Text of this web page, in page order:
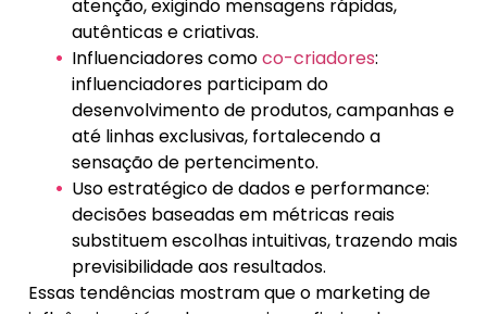
atenção, exigindo mensagens rápidas,
autênticas e criativas.
Influenciadores comoco-criadores:
influenciadores participam do
desenvolvimento de produtos, campanhas e
até linhas exclusivas, fortalecendo a
sensação de pertencimento.
Uso estratégico de dados e performance:
decisões baseadas em métricas reais
substituem escolhas intuitivas, trazendo mais
previsibilidade aos resultados.
Essas tendências mostram que o marketing de